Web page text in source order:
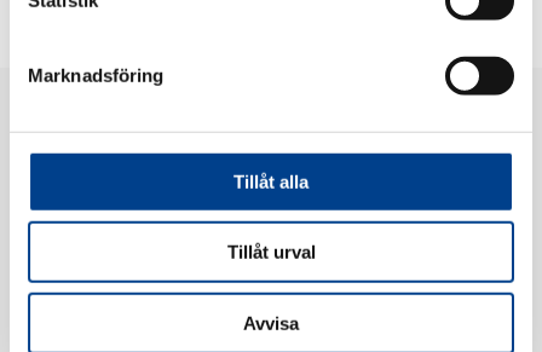
Marknadsföring
Tillåt alla
Tillåt urval
Avvisa
Barnhusgatan 22, 5tr, 111 23 Stockholm, Sweden
Omstilling:+46 8 611 24 00